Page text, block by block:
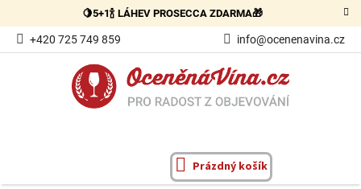
obsah
🍋5+1🍾 LÁHEV PROSECCA ZDARMA🎁
+420 725 749 859 info@ocenenavina.cz
NÁKUPNÍ
Prázdný košík